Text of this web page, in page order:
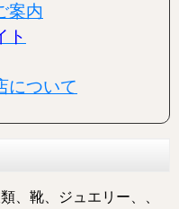
案内
ト
について
、靴、ジュエリー、
、